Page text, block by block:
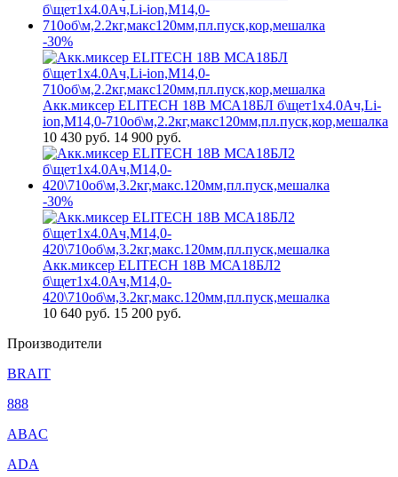
-30%
Акк.миксер ELITECH 18В МСА18БЛ б\щет1х4.0Ач,Li-
ion,М14,0-710об\м,2.2кг,макс120мм,пл.пуск,кор,мешалка
10 430 руб. 14 900 руб.
-30%
Акк.миксер ELITECH 18В МСА18БЛ2
б\щет1х4.0Ач,М14,0-
420\710об\м,3.2кг,макс.120мм,пл.пуск,мешалка
10 640 руб. 15 200 руб.
Производители
BRAIT
888
ABAC
ADA